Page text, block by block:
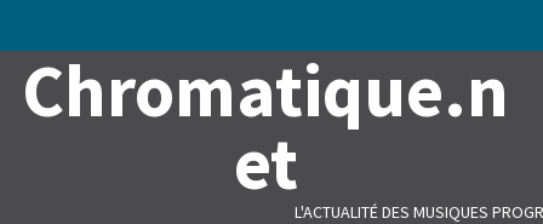
Chromatique.n
et
L'ACTUALITÉ DES MUSIQUES